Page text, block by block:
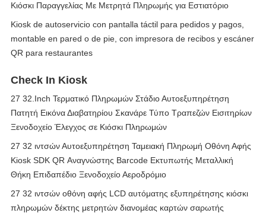
Κιόσκι Παραγγελίας Με Μετρητά Πληρωμής για Εστιατόριο
Kiosk de autoservicio con pantalla táctil para pedidos y pagos,
montable en pared o de pie, con impresora de recibos y escáner
QR para restaurantes
Check In Kiosk
27 32.Inch Τερματικό Πληρωμών Στάδιο Αυτοεξυπηρέτηση
Πατητή Εικόνα Διαβατηρίου Σκανάρε Τύπο Τραπεζών Εισιτηρίων
Ξενοδοχείο Έλεγχος σε Κιόσκι Πληρωμών
27 32 ιντσών Αυτοεξυπηρέτηση Ταμειακή Πληρωμή Οθόνη Αφής
Kiosk SDK QR Αναγνώστης Barcode Εκτυπωτής Μεταλλική
Θήκη Επιδαπέδιο Ξενοδοχείο Αεροδρόμιο
27 32 ιντσών οθόνη αφής LCD αυτόματης εξυπηρέτησης κιόσκι
πληρωμών δέκτης μετρητών διανομέας καρτών σαρωτής